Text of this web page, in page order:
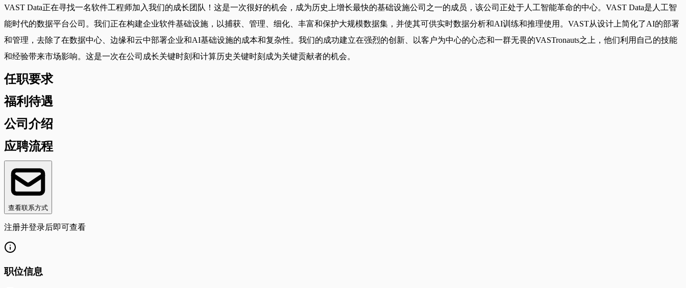
VAST Data正在寻找一名软件工程师加入我们的成长团队！这是一次很好的机会，成为历史上增长最快的基础设施公司之一的成员，该公司正处于人工智能革命的中心。VAST Data是人工智
能时代的数据平台公司。我们正在构建企业软件基础设施，以捕获、管理、细化、丰富和保护大规模数据集，并使其可供实时数据分析和AI训练和推理使用。VAST从设计上简化了AI的部署
和管理，去除了在数据中心、边缘和云中部署企业和AI基础设施的成本和复杂性。我们的成功建立在强烈的创新、以客户为中心的心态和一群无畏的VASTronauts之上，他们利用自己的技能
和经验带来市场影响。这是一次在公司成长关键时刻和计算历史关键时刻成为关键贡献者的机会。
任职要求
福利待遇
公司介绍
应聘流程
查看联系方式
注册并登录后即可查看
职位信息